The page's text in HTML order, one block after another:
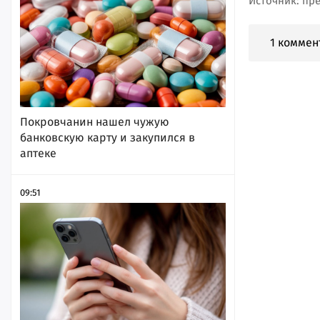
Покровчанин нашел чужую
банковскую карту и закупился в
аптеке
09:51
1